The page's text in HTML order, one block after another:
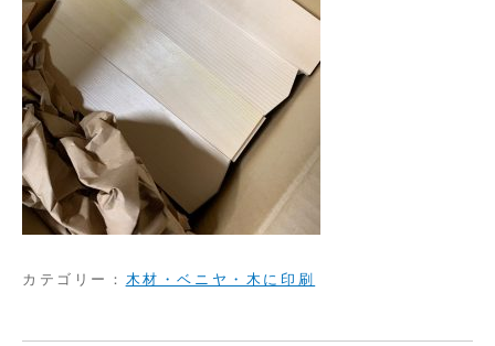
カテゴリー： 木材・ベニヤ・木に印刷